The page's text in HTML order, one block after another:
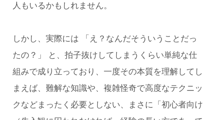
人もいるかもしれません。
しかし、実際には 「え？なんだそういうことだっ
たの？」 と、拍子抜けしてしまうくらい単純な仕
組みで成り立っており、一度その本質を理解してし
まえば、難解な知識や、複雑怪奇で高度なテクニッ
クなどまったく必要としない、まさに「初心者向け